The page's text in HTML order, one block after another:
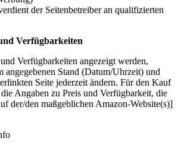
der Seitenbetreiber an qualifizierten
Verfügbarkeiten
Verfügbarkeiten angezeigt werden,
angegebenen Stand (Datum/Uhrzeit) und
Seite jederzeit ändern. Für den Kauf
Angaben zu Preis und Verfügbarkeit, die
der/den maßgeblichen Amazon-Website(s)]